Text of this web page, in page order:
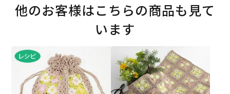
他のお客様はこちらの商品も見て
います